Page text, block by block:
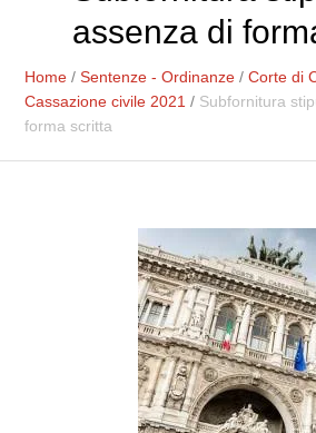
assenza di
Home /Sentenze - Ordinanze /Corte di
Cassazione civile 2021 / Subfornitura
forma scritta